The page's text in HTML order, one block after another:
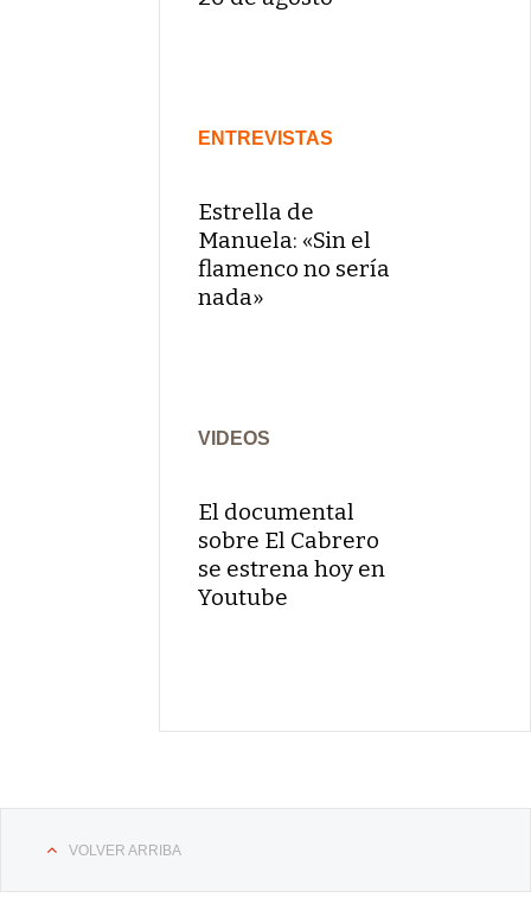
ENTREVISTAS
Estrella de
Manuela: «Sin el
flamenco no sería
nada»
VIDEOS
El documental
sobre El Cabrero
se estrena hoy en
Youtube
VOLVER ARRIBA